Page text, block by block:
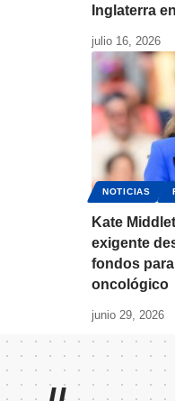
Inglaterra
julio 16, 2026
NOTICIAS
Kate
exigente
fondos
oncológico
junio 29, 2026